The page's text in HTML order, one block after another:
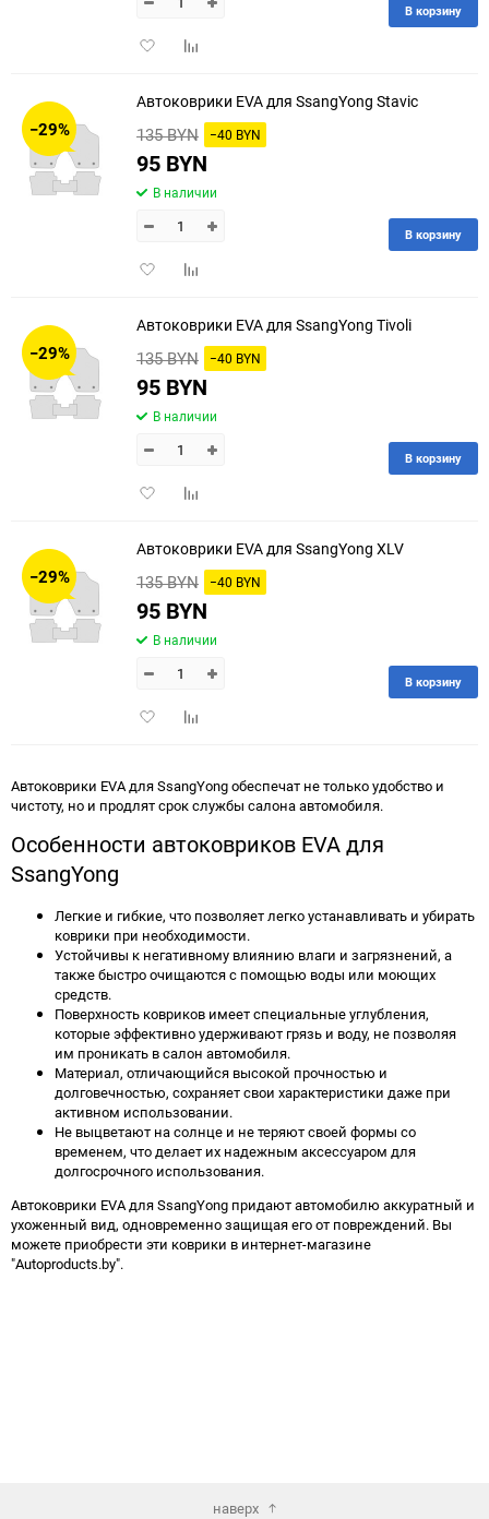
ДобавитьДобавить
В корзину
−29%
Автоковрики EVA для SsangYong Stavic
135 BYN −40 BYN
95 BYN
В наличии
ДобавитьДобавить
В корзину
−29%
Автоковрики EVA для SsangYong Tivoli
135 BYN −40 BYN
95 BYN
В наличии
ДобавитьДобавить
В корзину
−29%
Автоковрики EVA для SsangYong XLV
135 BYN −40 BYN
95 BYN
В наличии
ДобавитьДобавить
В корзину
Автоковрики EVA для SsangYong обеспечат не только удобство и
чистоту, но и продлят срок службы салона автомобиля.
Особенности автоковриков EVA для
SsangYong
Легкие и гибкие, что позволяет легко устанавливать и убирать
коврики при необходимости.
Устойчивы к негативному влиянию влаги и загрязнений, а
также быстро очищаются с помощью воды или моющих
средств.
Поверхность ковриков имеет специальные углубления,
которые эффективно удерживают грязь и воду, не позволяя
им проникать в салон автомобиля.
Материал, отличающийся высокой прочностью и
долговечностью, сохраняет свои характеристики даже при
активном использовании.
Не выцветают на солнце и не теряют своей формы со
временем, что делает их надежным аксессуаром для
долгосрочного использования.
Автоковрики EVA для SsangYong придают автомобилю аккуратный и
ухоженный вид, одновременно защищая его от повреждений. Вы
можете приобрести эти коврики в интернет-магазине
"Autoproducts.by".
наверх